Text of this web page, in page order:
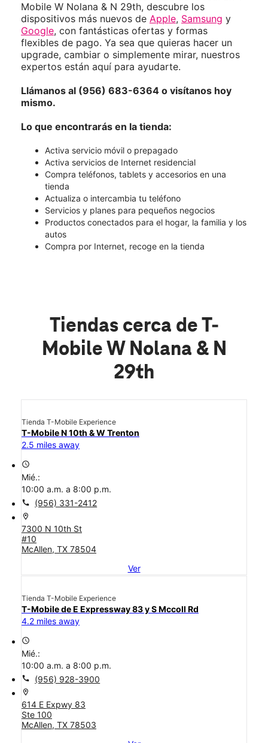
Mobile W Nolana & N 29th, descubre los
dispositivos más nuevos de Apple, Samsung y
Google, con fantásticas ofertas y formas
flexibles de pago. Ya sea que quieras hacer un
upgrade, cambiar o simplemente mirar, nuestros
expertos están aquí para ayudarte.
Llámanos al (956) 683-6364 o visítanos hoy
mismo.
Lo que encontrarás en la tienda:
Activa servicio móvil o prepagado
Activa servicios de Internet residencial
Compra teléfonos, tablets y accesorios en una
tienda
Actualiza o intercambia tu teléfono
Servicios y planes para pequeños negocios
Productos conectados para el hogar, la familia y los
autos
Compra por Internet, recoge en la tienda
Tiendas cerca de T-
Mobile W Nolana & N
29th
Tienda T-Mobile Experience
T-Mobile N 10th & W Trenton
2.5 miles away
access_time
Mié.:
10:00 a.m. a 8:00 p.m.
call (956) 331-2412
location_on
7300 N 10th St
#10
McAllen, TX 78504
Ver
Tienda T-Mobile Experience
T-Mobile de E Expressway 83 y S Mccoll Rd
4.2 miles away
access_time
Mié.:
10:00 a.m. a 8:00 p.m.
call (956) 928-3900
location_on
614 E Expwy 83
Ste 100
McAllen, TX 78503